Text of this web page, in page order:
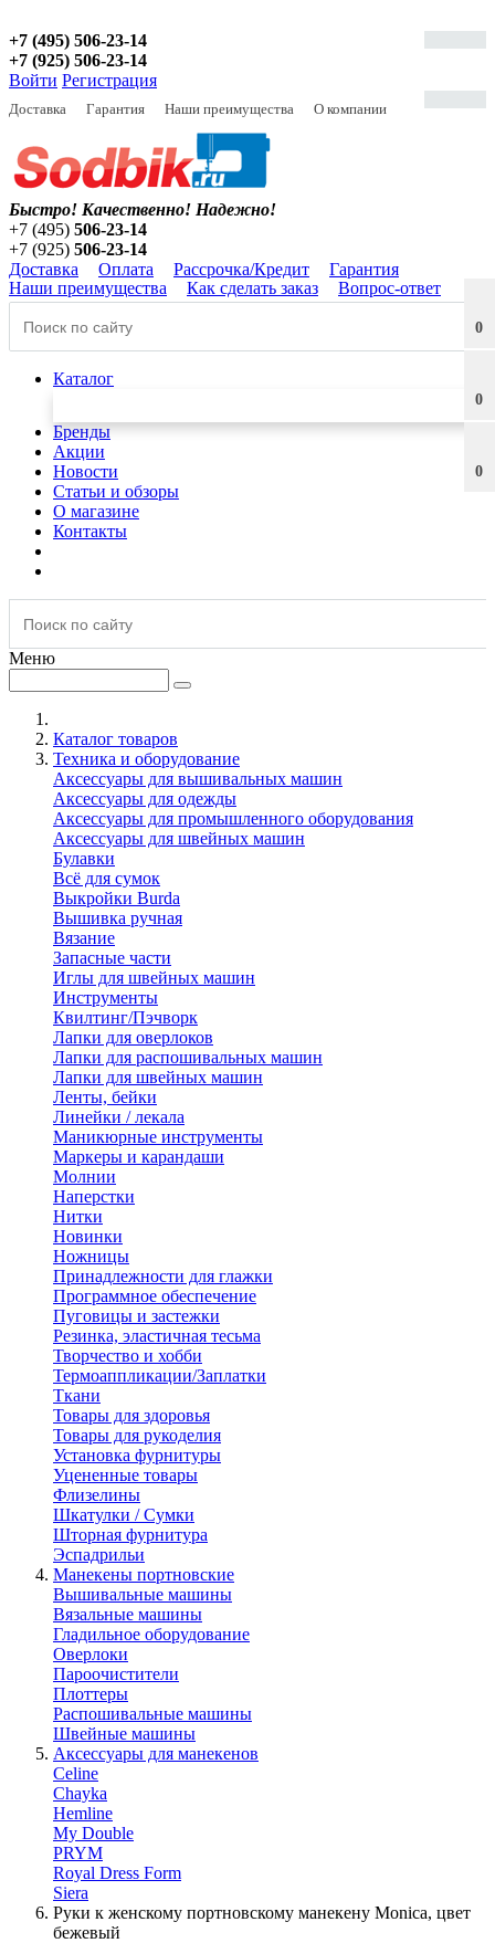
+7 (495) 506-23-14
+7 (925) 506-23-14
Войти Регистрация
Доставка Гарантия Наши преимущества О компании
0
0
0
Быстро! Качественно! Надежно!
+7 (495) 506-23-14
+7 (925) 506-23-14
Доставка
Оплата Рассрочка/Кредит
Гарантия
Наши преимущества
Как сделать заказ Вопрос-ответ
Каталог
Бренды
Акции
Новости
Статьи и обзоры
О магазине
Контакты
Меню
Каталог товаров
Техника и оборудование
Аксессуары для вышивальных машин
Аксессуары для одежды
Аксессуары для промышленного оборудования
Аксессуары для швейных машин
Булавки
Всё для сумок
Выкройки Burda
Вышивка ручная
Вязание
Запасные части
Иглы для швейных машин
Инструменты
Квилтинг/Пэчворк
Лапки для оверлоков
Лапки для распошивальных машин
Лапки для швейных машин
Ленты, бейки
Линейки / лекала
Маникюрные инструменты
Маркеры и карандаши
Молнии
Наперстки
Нитки
Новинки
Ножницы
Принадлежности для глажки
Программное обеспечение
Пуговицы и застежки
Резинка, эластичная тесьма
Творчество и хобби
Термоаппликации/Заплатки
Ткани
Товары для здоровья
Товары для рукоделия
Установка фурнитуры
Уцененные товары
Флизелины
Шкатулки / Сумки
Шторная фурнитура
Эспадрильи
Манекены портновские
Вышивальные машины
Вязальные машины
Гладильное оборудование
Оверлоки
Пароочистители
Плоттеры
Распошивальные машины
Швейные машины
Аксессуары для манекенов
Celine
Chayka
Hemline
My Double
PRYM
Royal Dress Form
Siera
Руки к женскому портновскому манекену Monica, цвет
бежевый